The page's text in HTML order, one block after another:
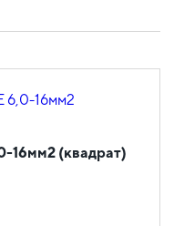
(квадрат)